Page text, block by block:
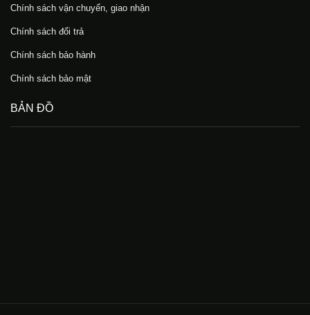
Chính sách vận chuyển, giao nhận
Chính sách đổi trả
Chính sách bảo hành
Chính sách bảo mật
BẢN ĐỒ